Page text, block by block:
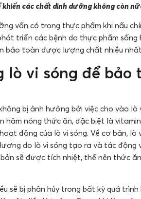
khiến các chất dinh dưỡng không còn
vốn có trong thực phẩm khi nấu
triển các bệnh do thực phẩm sống
bảo toàn được lượng chất nhiều
lò vi sóng để bảo
bị ảnh hưởng bởi việc cho vào lò
nóng thức ăn, đặc biệt là
động của lò vi sóng. Về cơ bản, lò
do lò vi sóng tạo ra và tác động
sẽ được tích nhiệt, thế nên thức
sẽ bị phân hủy trong bất kỳ quá